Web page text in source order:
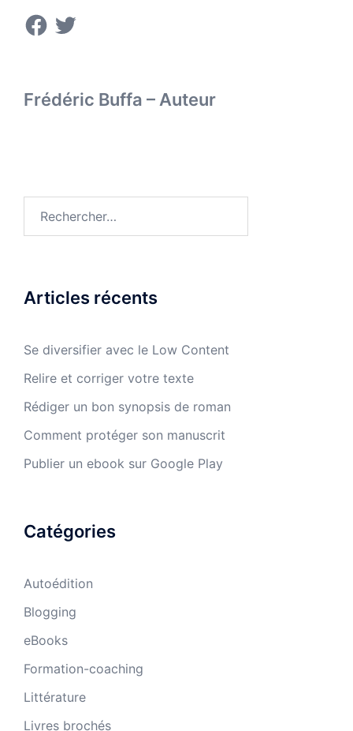
Facebook
Twitter
Frédéric Buffa – Auteur
Articles récents
Se diversifier avec le Low Content
Relire et corriger votre texte
Rédiger un bon synopsis de roman
Comment protéger son manuscrit
Publier un ebook sur Google Play
Catégories
Autoédition
Blogging
eBooks
Formation-coaching
Littérature
Livres brochés